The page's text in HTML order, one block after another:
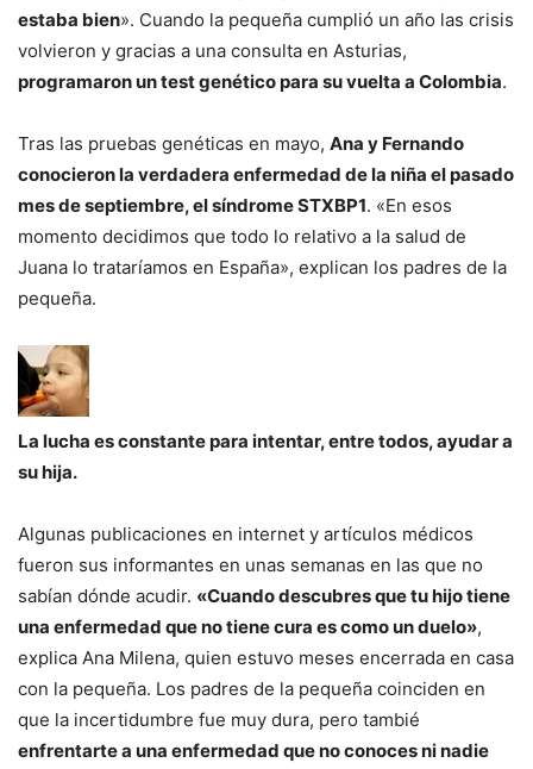
estaba bien». Cuando la pequeña cumplió un año las crisis
volvieron y gracias a una consulta en Asturias,
programaron un test genético para su vuelta a Colombia.
Tras las pruebas genéticas en mayo, Ana y Fernando
conocieron la verdadera enfermedad de la niña el pasado
mes de septiembre, el síndrome STXBP1. «En esos
momento decidimos que todo lo relativo a la salud de
Juana lo trataríamos en España», explican los padres de la
pequeña.
La lucha es constante para intentar, entre todos, ayudar a
su hija.
Algunas publicaciones en internet y artículos médicos
fueron sus informantes en unas semanas en las que no
sabían dónde acudir. «Cuando descubres que tu hijo tiene
una enfermedad que no tiene cura es como un duelo»,
explica Ana Milena, quien estuvo meses encerrada en casa
con la pequeña. Los padres de la pequeña coinciden en
que la incertidumbre fue muy dura, pero tambié
enfrentarte a una enfermedad que no conoces ni nadie